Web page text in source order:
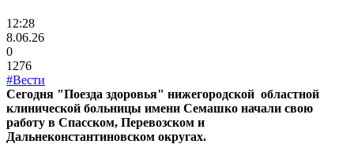
12:28
8.06.26
0
1276
#Вести
Сегодня "Поезда здоровья" нижегородской областной
клинической больницы имени Семашко начали свою
работу в Спасском, Перевозском и
Дальнеконстантиновском округах.